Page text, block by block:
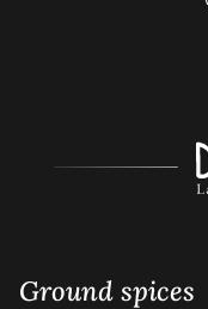
Ground spices